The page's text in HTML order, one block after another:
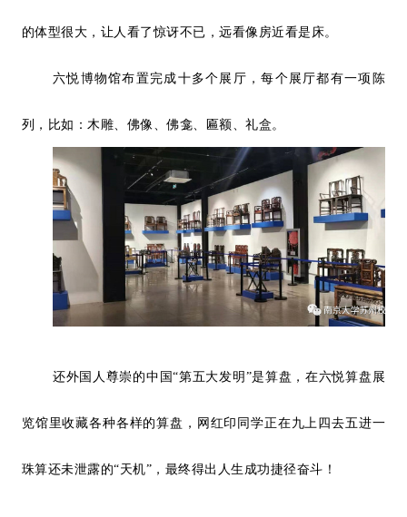
的体型很大，让人看了惊讶不已，远看像房近看是床。
六悦博物馆布置完成十多个展厅，每个展厅都有一项陈
列，比如：木雕、佛像、佛龛、匾额、礼盒。
还外国人尊崇的中国“第五大发明”是算盘，在六悦算盘展
览馆里收藏各种各样的算盘，网红印同学正在九上四去五进一
珠算还未泄露的“天机”，最终得出人生成功捷径奋斗！